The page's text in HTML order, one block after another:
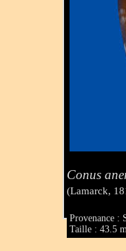
Conus
(Lamarck,
Provenance :
Taille : 43.5